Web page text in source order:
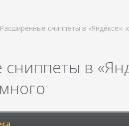
Расширенные сниппеты в «Яндексе»:
в